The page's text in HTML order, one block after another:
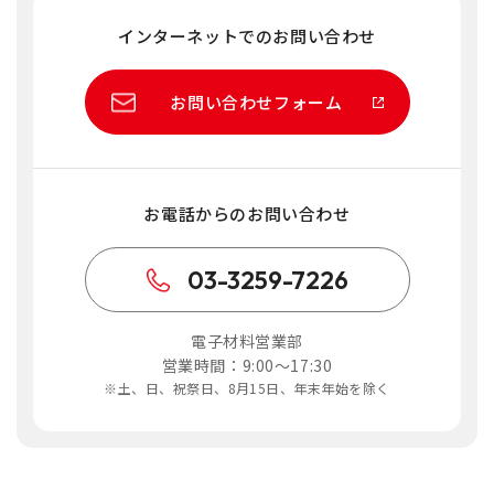
インターネットでのお問い合わせ
お問い合わせフォーム
お電話からのお問い合わせ
03-3259-7226
電子材料営業部
営業時間：9:00～17:30
※土、日、祝祭日、8月15日、年末年始を除く